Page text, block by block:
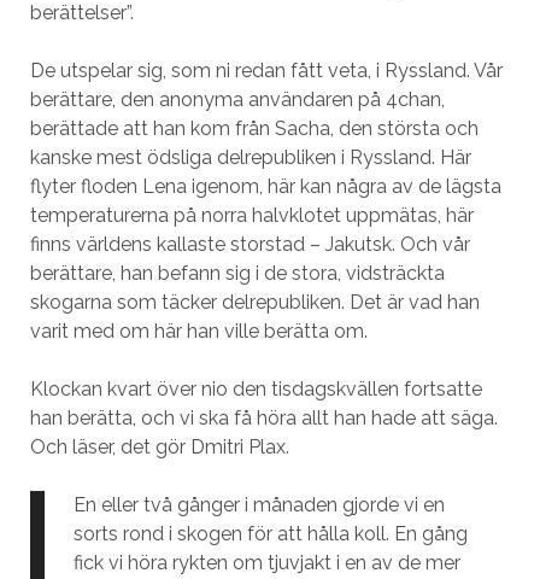
berättelser”.
De utspelar sig, som ni redan fått veta, i Ryssland. Vår
berättare, den anonyma användaren på 4chan,
berättade att han kom från Sacha, den största och
kanske mest ödsliga delrepubliken i Ryssland. Här
flyter floden Lena igenom, här kan några av de lägsta
temperaturerna på norra halvklotet uppmätas, här
finns världens kallaste storstad – Jakutsk. Och vår
berättare, han befann sig i de stora, vidsträckta
skogarna som täcker delrepubliken. Det är vad han
varit med om här han ville berätta om.
Klockan kvart över nio den tisdagskvällen fortsatte
han berätta, och vi ska få höra allt han hade att säga.
Och läser, det gör Dmitri Plax.
En eller två gånger i månaden gjorde vi en
sorts rond i skogen för att hålla koll. En gång
fick vi höra rykten om tjuvjakt i en av de mer